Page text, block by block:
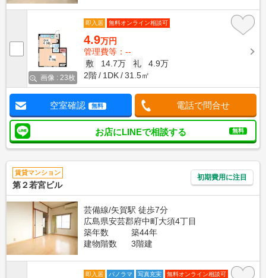
画像 : 23枚
即入居 無料オンライン相談可
4.9万円
管理費等：--
敷
14.7万 礼
4.9万
2階
1DK 31.5㎡
空室確認 無料 電話で問合せ
お店にLINEで相談する 無料
賃貸マンション
第２若宮ビル
初期費用に注目
芸備線/矢賀駅 徒歩7分
広島県安芸郡府中町大須4丁目
築年数
築44年
建物階数
3階建
即入居 パノラマ 写真充実 無料オンライン相談可